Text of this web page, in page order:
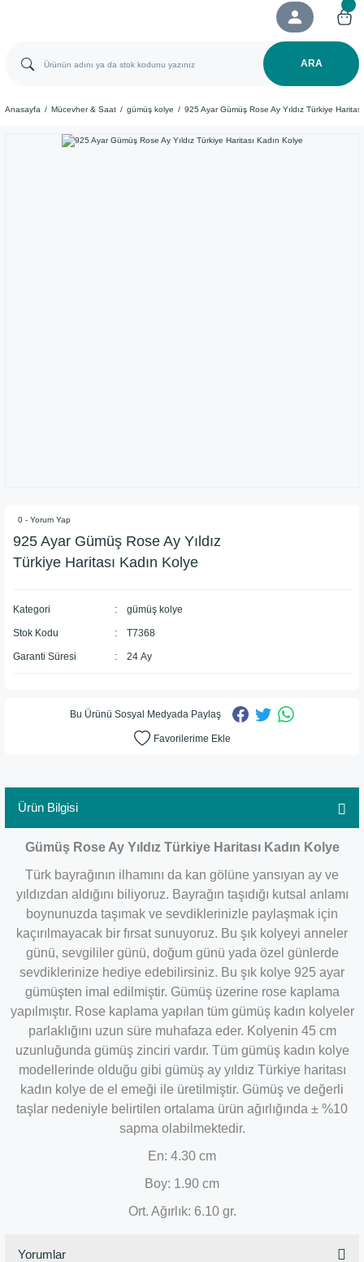
ARA
Anasayfa Mücevher & Saat gümüş kolye 925 Ayar Gümüş Rose Ay Yıldız Türkiye
0 - Yorum Yap
925 Ayar Gümüş Rose Ay Yıldız
Türkiye Haritası Kadın Kolye
Kategori gümüş kolye
Stok Kodu T7368
Garanti Süresi 24 Ay
Bu Ürünü Sosyal Medyada Paylaş
Ürün Bilgisi
Gümüş Rose Ay Yıldız Türkiye Haritası Kadın Kolye
Türk bayrağının ilhamını da kan gölüne yansıyan ay ve
yıldızdan aldığını biliyoruz. Bayrağın taşıdığı kutsal anlamı
boynunuzda taşımak ve sevdiklerinizle paylaşmak için
kaçırılmayacak bir fırsat sunuyoruz. Bu şık kolyeyi anneler
günü, sevgililer günü, doğum günü yada özel günlerde
sevdiklerinize hediye edebilirsiniz. Bu şık kolye 925 ayar
gümüşten imal edilmiştir. Gümüş üzerine rose kaplama
yapılmıştır. Rose kaplama yapılan tüm gümüş kadın kolyeler
parlaklığını uzun süre muhafaza eder. Kolyenin 45 cm
uzunluğunda gümüş zinciri vardır. Tüm gümüş kadın kolye
modellerinde olduğu gibi gümüş ay yıldız Türkiye haritası
kadın kolye de el emeği ile üretilmiştir. Gümüş ve değerli
taşlar nedeniyle belirtilen ortalama ürün ağırlığında ± %10
sapma olabilmektedir.
En: 4.30 cm
Boy: 1.90 cm
Ort. Ağırlık: 6.10 gr.
Yorumlar